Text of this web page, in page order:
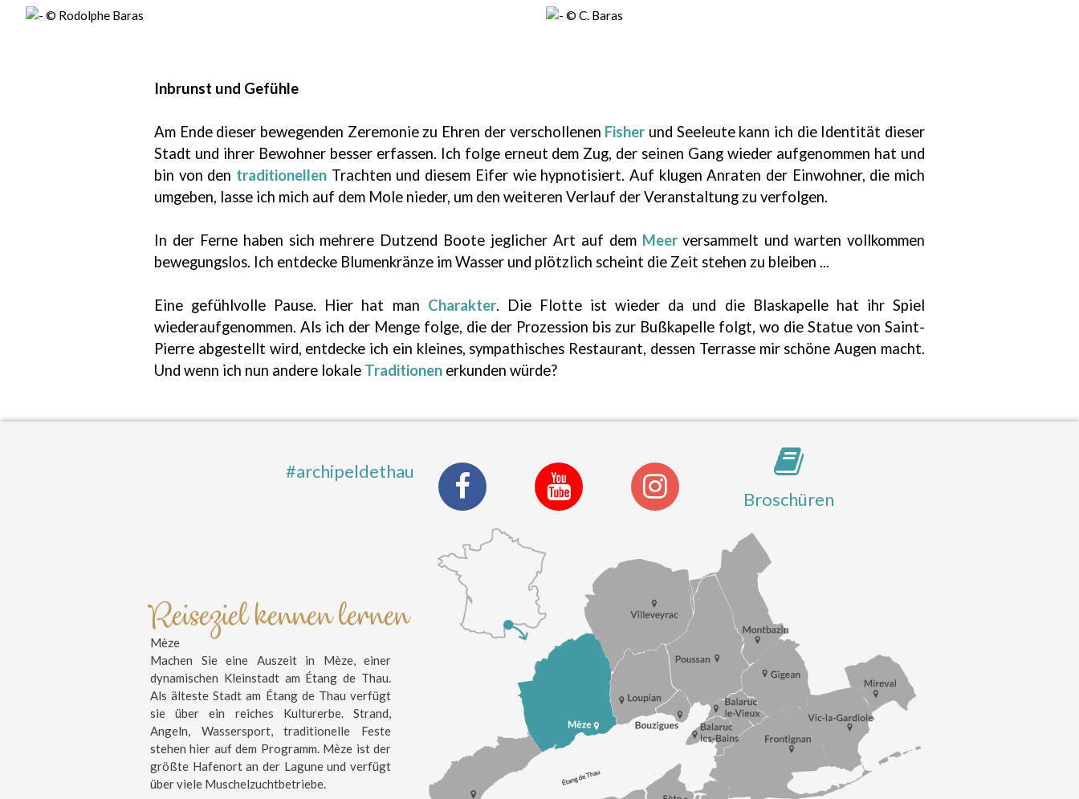
Inbrunst und Gefühle
Am Ende dieser bewegenden Zeremonie zu Ehren der verschollenen Fisher und Seeleute kann ich die Identität dieser
Stadt und ihrer Bewohner besser erfassen. Ich folge erneut dem Zug, der seinen Gang wieder aufgenommen hat und
bin von den traditionellen Trachten und diesem Eifer wie hypnotisiert. Auf klugen Anraten der Einwohner, die mich
umgeben, lasse ich mich auf dem Mole nieder, um den weiteren Verlauf der Veranstaltung zu verfolgen.
In der Ferne haben sich mehrere Dutzend Boote jeglicher Art auf dem Meerversammelt und warten vollkommen
bewegungslos. Ich entdecke Blumenkränze im Wasser und plötzlich scheint die Zeit stehen zu bleiben ...
Eine gefühlvolle Pause. Hier hat man Charakter. Die Flotte ist wieder da und die Blaskapelle hat ihr Spiel
wiederaufgenommen. Als ich der Menge folge, die der Prozession bis zur Bußkapelle folgt, wo die Statue von Saint-
Pierre abgestellt wird, entdecke ich ein kleines, sympathisches Restaurant, dessen Terrasse mir schöne Augen macht.
Und wenn ich nun andere lokale Traditionen erkunden würde?
#archipeldethau
Broschüren
Reiseziel kennen lernen
Mèze
Machen Sie eine Auszeit in Mèze, einer
dynamischen Kleinstadt am Étang de Thau.
Als älteste Stadt am Étang de Thau verfügt
sie über ein reiches Kulturerbe. Strand,
Angeln, Wassersport, traditionelle Feste
stehen hier auf dem Programm. Mèze ist der
größte Hafenort an der Lagune und verfügt
über viele Muschelzuchtbetriebe.